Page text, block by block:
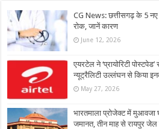
CG News: छत्तीसगढ़ के 5
रोक, जानें कारण
June 12, 2026
एयरटेल ने ‘प्रायोरिटी
न्यूट्रैलिटी उल्लंघन से किया
May 27, 2026
भारतमाला प्रोजेक्ट में मुआवजा
जमानत, तीन माह से रायपुर